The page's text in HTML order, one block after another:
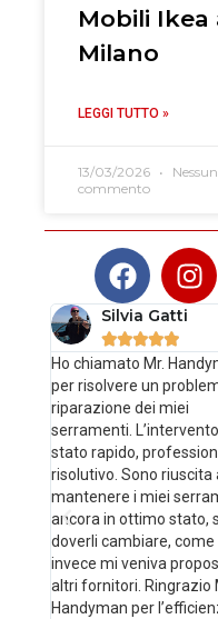
Mobili Ikea
Milano
LEGGI TUTTO »
13/03/2026
Nessun
commento
Silvia Gatti

Ho chiamato Mr.
per risolvere un
riparazione dei miei
serramenti.
stato rapido,
risolutivo. Sono riuscita
mantenere i miei
ancora in ottimo stato,
doverli cambiare, come
invece mi veniva
altri fornitori. Ringrazio
Handyman per